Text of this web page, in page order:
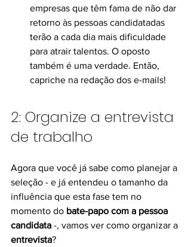
empresas que têm fama de não dar
retorno às pessoas candidatadas
terão a cada dia mais dificuldade
para atrair talentos. O oposto
também é uma verdade. Então,
capriche na redação dos e-mails!
2: Organize a entrevista
de trabalho
Agora que você já sabe como planejar a
seleção - e já entendeu o tamanho da
influência que esta fase tem no
momento do bate-papo com a pessoa
candidata -, vamos ver como organizar a
entrevista?